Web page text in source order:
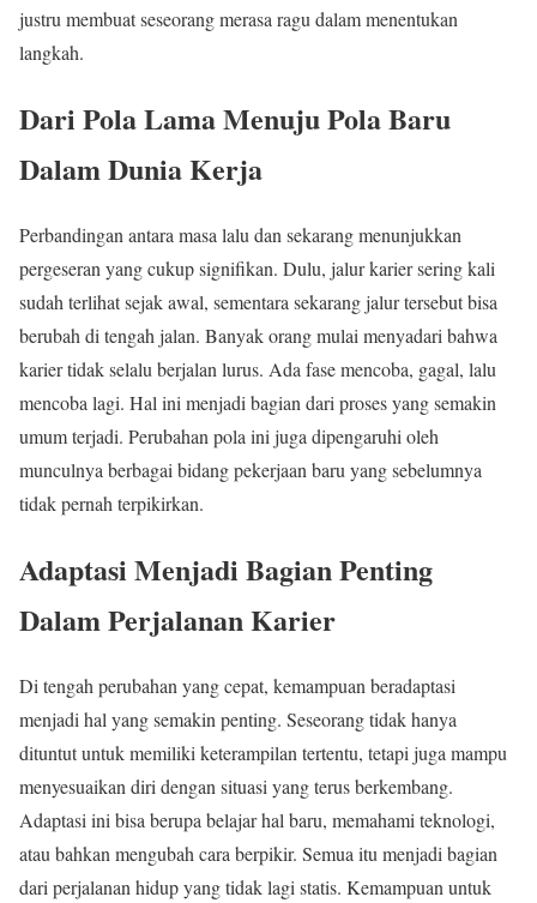
justru membuat seseorang merasa ragu dalam menentukan
langkah.
Dari Pola Lama Menuju Pola Baru
Dalam Dunia Kerja
Perbandingan antara masa lalu dan sekarang menunjukkan
pergeseran yang cukup signifikan. Dulu, jalur karier sering kali
sudah terlihat sejak awal, sementara sekarang jalur tersebut bisa
berubah di tengah jalan. Banyak orang mulai menyadari bahwa
karier tidak selalu berjalan lurus. Ada fase mencoba, gagal, lalu
mencoba lagi. Hal ini menjadi bagian dari proses yang semakin
umum terjadi. Perubahan pola ini juga dipengaruhi oleh
munculnya berbagai bidang pekerjaan baru yang sebelumnya
tidak pernah terpikirkan.
Adaptasi Menjadi Bagian Penting
Dalam Perjalanan Karier
Di tengah perubahan yang cepat, kemampuan beradaptasi
menjadi hal yang semakin penting. Seseorang tidak hanya
dituntut untuk memiliki keterampilan tertentu, tetapi juga mampu
menyesuaikan diri dengan situasi yang terus berkembang.
Adaptasi ini bisa berupa belajar hal baru, memahami teknologi,
atau bahkan mengubah cara berpikir. Semua itu menjadi bagian
dari perjalanan hidup yang tidak lagi statis. Kemampuan untuk